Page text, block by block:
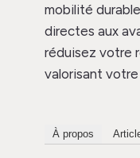
mobilité
directes aux
réduisez votre
valorisant
À propos